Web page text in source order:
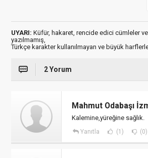
UYARI: Küfür, hakaret, rencide edici cümleler
yazılmamış,
Türkçe karakter kullanılmayan ve büyük
2 Yorum
Mahmut Odabaşı
Kalemine,yüreğine sağlık.
Yanıtla (1) (0)